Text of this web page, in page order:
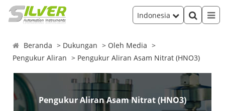
Indonesia
Beranda Dukungan
Oleh Media
Pengukur Aliran
Pengukur Aliran Asam Nitrat (HNO3)
Pengukur Aliran Asam Nitrat (HNO3)